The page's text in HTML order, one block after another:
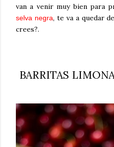
van a venir muy bien para
selva negra, te va a quedar
crees?.
BARRITAS